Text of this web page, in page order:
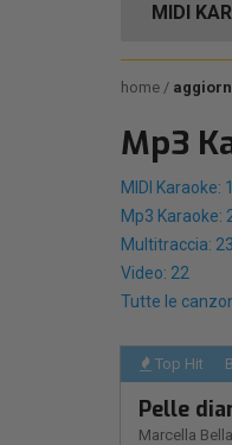
MIDI
home
Mp3
MIDI Karaoke:
Mp3 Karaoke:
Multitraccia: 23
Video: 22
Tutte le
Top Hit
Pelle
Marcella Bella